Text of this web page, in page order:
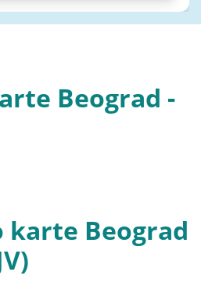
Beograd -
karte Beograd